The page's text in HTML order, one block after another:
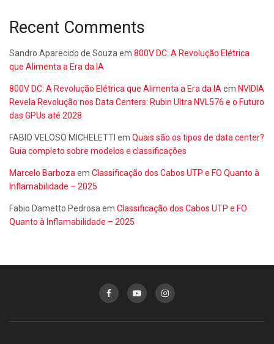
Recent Comments
Sandro Aparecido de Souzaem 800V DC: A Revolução Elétrica
que Alimenta a Era da IA
800V DC: A Revolução Elétrica que Alimenta a Era da IAem NVIDIA
Revela Revolução nos Data Centers: Rubin Ultra NVL576 e o Futuro
das GPUs até 2028
FABIO VELOSO MICHELETTI em Quais são os tipos de data center?
Guia completo sobre modelos e classificações
Marcelo Barbozaem Classificação dos Cabos UTP e FO Quanto à
Inflamabilidade – 2025
Fabio Dametto Pedrosaem Classificação dos Cabos UTP e FO
Quanto à Inflamabilidade – 2025